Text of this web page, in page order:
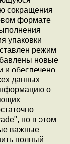
сокращения
формате
упаковки
режим
новые
и обеспечено
данных
о
но в этом
важные
полный